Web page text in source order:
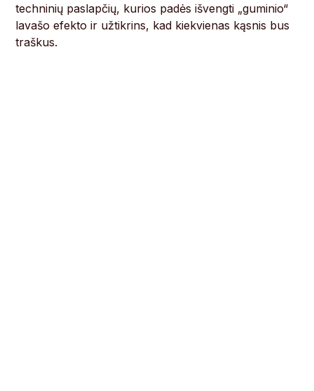
techninių paslapčių, kurios padės išvengti „guminio“
lavašo efekto ir užtikrins, kad kiekvienas kąsnis bus
traškus.